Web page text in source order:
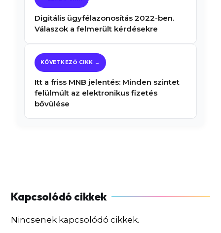
Digitális ügyfélazonosítás 2022-ben.
Válaszok a felmerült kérdésekre
Itt a friss MNB jelentés: Minden szintet
felülmúlt az elektronikus fizetés
bővülése
Nincsenek kapcsolódó cikkek.